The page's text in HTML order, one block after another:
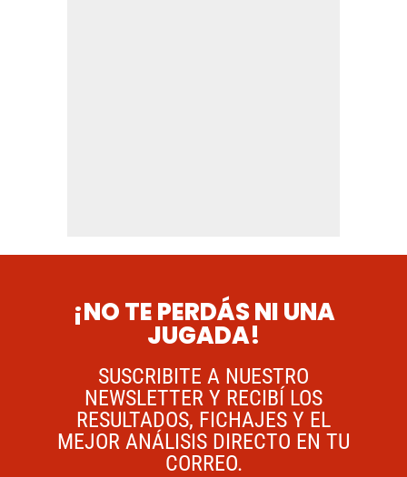
¡NO TE PERDÁS NI UNA
JUGADA!
SUSCRIBITE A NUESTRO
NEWSLETTER Y RECIBÍ LOS
RESULTADOS, FICHAJES Y EL
MEJOR ANÁLISIS DIRECTO EN TU
CORREO.